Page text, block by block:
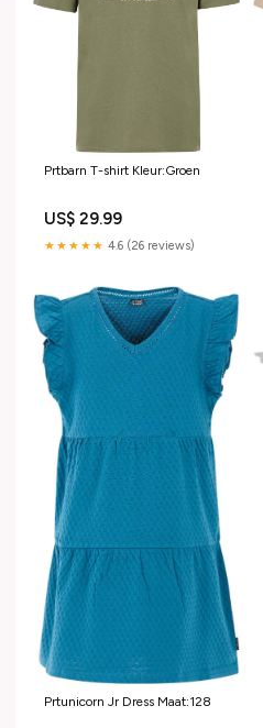
Prtbarn T-shirt Kleur:Groen
US$ 29.99
★★★★★ 4.6 (26 reviews)
Prtunicorn Jr Dress Maat:128